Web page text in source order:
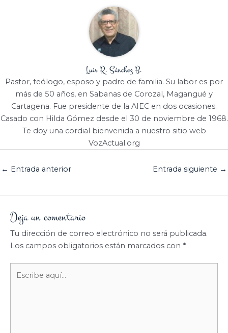
Luis R. Sánchez B.
Pastor, teólogo, esposo y padre de familia. Su labor es por
más de 50 años, en Sabanas de Corozal, Magangué y
Cartagena. Fue presidente de la AIEC en dos ocasiones.
Casado con Hilda Gómez desde el 30 de noviembre de 1968.
Te doy una cordial bienvenida a nuestro sitio web
VozActual.org
← Entrada anterior Entrada siguiente →
Deja un comentario
Tu dirección de correo electrónico no será publicada.
Los campos obligatorios están marcados con *
aquí...